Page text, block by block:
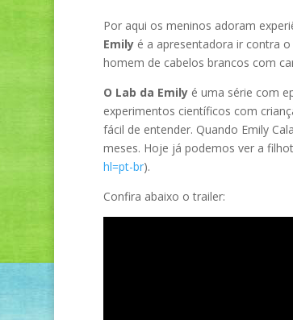
Por aqui os meninos adoram
Emilyé a apresentadora ir contra o
homem de cabelos brancos com
O Lab da Emily é uma série com
experimentos científicos com
fácil de entender. Quando Emily
meses. Hoje já podemos ver a
hl=pt-br).
Confira abaixo o trailer: